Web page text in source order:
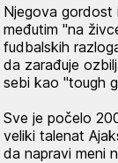
Njegova gordost
međutim "na
fudbalskih
da zarađuje
sebi kao "tough
Sve je počelo
veliki talenat
da napravi meni